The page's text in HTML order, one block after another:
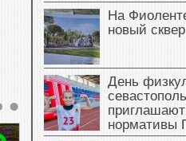
На
новый сквер
День
нормативы